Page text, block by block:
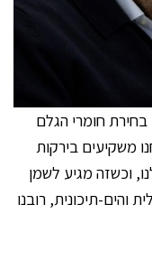
חומרי הגלם
משקיעים בירקות
וכשזה מגיע לשמן
והים-תיכונית, רובנו